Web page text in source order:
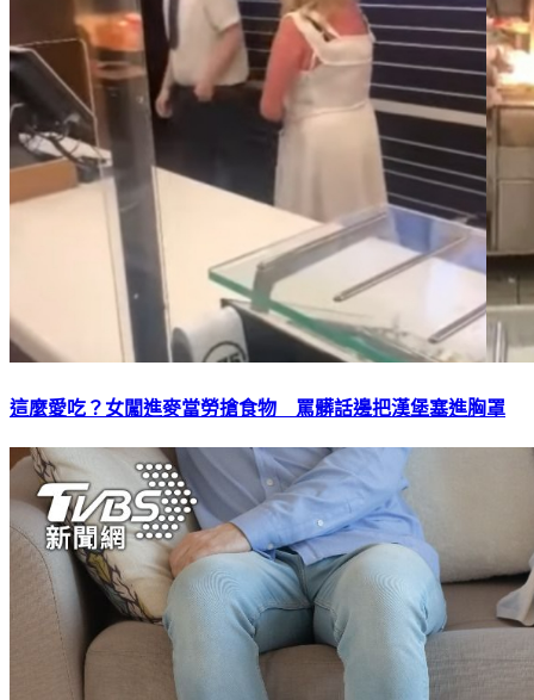
這麼愛吃？女闖進麥當勞搶食物 罵髒話邊把漢堡塞進胸罩